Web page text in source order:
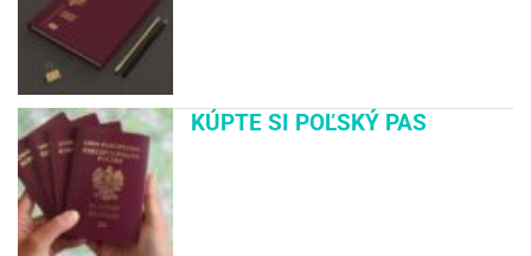
KÚPTE SI POĽSKÝ PAS